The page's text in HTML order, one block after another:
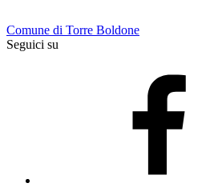
Comune di Torre Boldone
Seguici su